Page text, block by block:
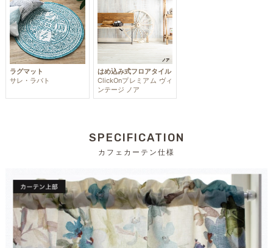
ラグマット
サレ・ラバト
はめ込み式フロアタイル
ClickOnプレミアム ヴィ
ンテージ ノア
SPECIFICATION
カフェカーテン仕様